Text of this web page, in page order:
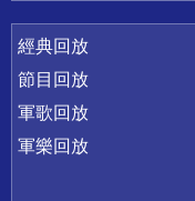
經典回放
節目回放
軍歌回放
軍樂回放